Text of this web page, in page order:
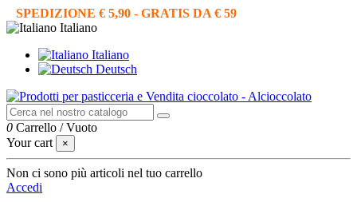
SPEDIZIONE € 5,90 - GRATIS DA € 59
Italiano
Italiano
Deutsch
0 Carrello /Vuoto
Your cart
×
Non ci sono più articoli nel tuo carrello
Accedi